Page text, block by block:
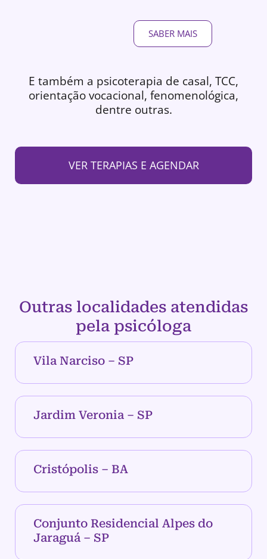
SABER MAIS
E também a psicoterapia de casal, TCC,
orientação vocacional, fenomenológica,
dentre outras.
VER TERAPIAS E AGENDAR
Outras localidades atendidas
pela psicóloga
Vila Narciso – SP
Jardim Veronia – SP
Cristópolis – BA
Conjunto Residencial Alpes do
Jaraguá – SP